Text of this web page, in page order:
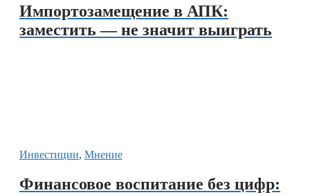
Импортозамещение в АПК:
заместить — не значит выиграть
Инвестиции, Мнение
Финансовое воспитание без цифр: